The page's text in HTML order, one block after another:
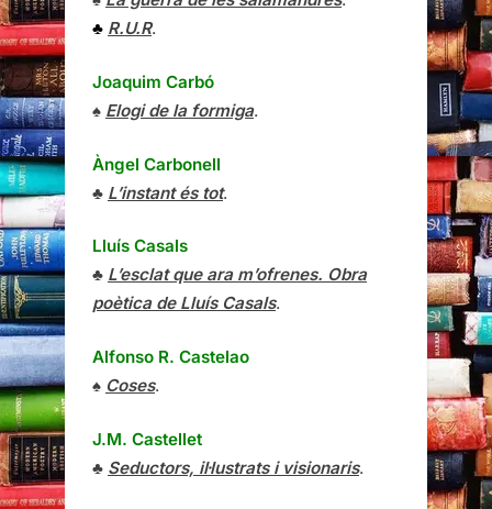
♣ R.U.R.
Joaquim Carbó
♠ Elogi de la formiga.
Àngel Carbonell
♣ L’instant és tot.
Lluís Casals
♣ L’esclat que ara m’ofrenes. Obra
poètica de Lluís Casals.
Alfonso R. Castelao
♠ Coses.
J.M. Castellet
♣ Seductors, il·lustrats i visionaris.